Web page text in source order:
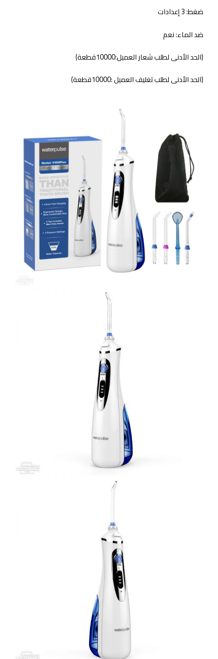
ضغط: 3 إعدادات
ضد الماء: نعم
(الحد الأدنى لطلب شعار العميل:10000قطعة)
(الحد الأدنى لطلب تغليف العميل :10000قطعة)